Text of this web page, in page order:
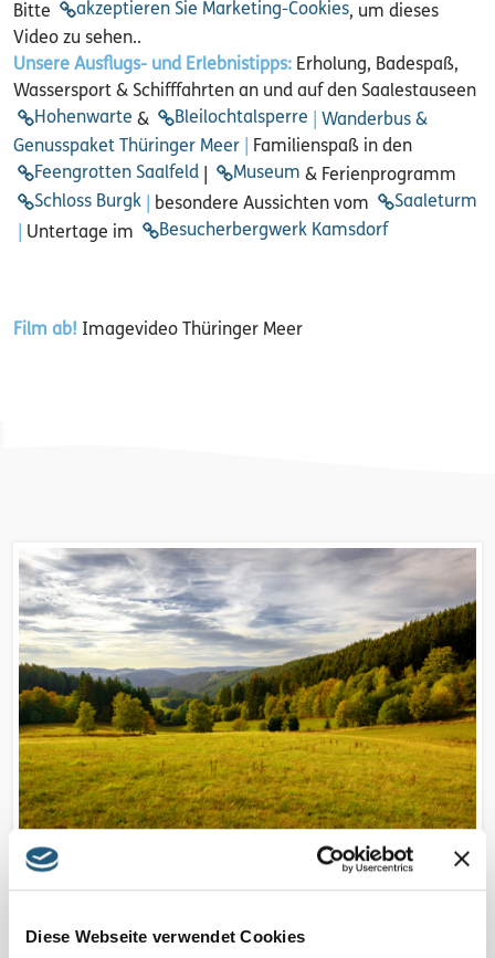
Diese Webseite verwendet Cookies
Bitte akzeptieren Sie Marketing-Cookies, um dieses
Video zu sehen..
Unsere Ausflugs- und Erlebnistipps: Erholung, Badespaß,
Wassersport & Schifffahrten an und auf den Saalestauseen
Hohenwarte & Bleilochtalsperre
Wanderbus &
Genusspaket Thüringer Meer
Familienspaß in den
Feengrotten Saalfeld
Museum & Ferienprogramm
Schloss Burgk
besondere Aussichten vom
Saaleturm
Untertage im Besucherbergwerk Kamsdorf
Film ab! Imagevideo Thüringer Meer
Zwischen Rennsteig und Grünem
Band